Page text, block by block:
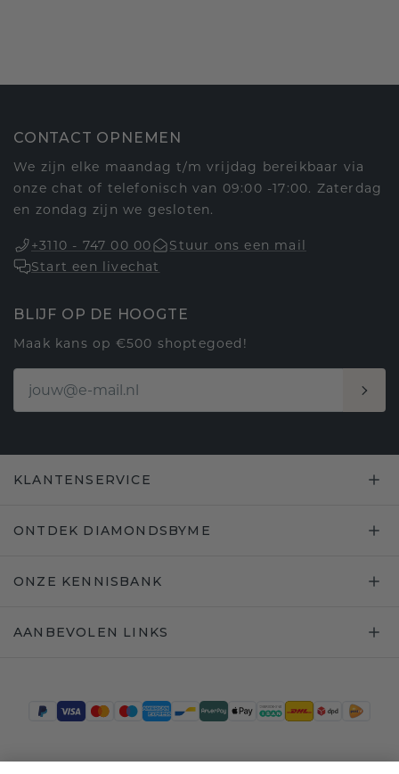
CONTACT OPNEMEN
We zijn elke maandag t/m vrijdag bereikbaar via
onze chat of telefonisch van 09:00 -17:00. Zaterdag
en zondag zijn we gesloten.
+3110 - 747 00 00
Stuur ons een mail
Start een livechat
BLIJF OP DE HOOGTE
Maak kans op €500 shoptegoed!
KLANTENSERVICE
ONTDEK DIAMONDSBYME
ONZE KENNISBANK
AANBEVOLEN LINKS